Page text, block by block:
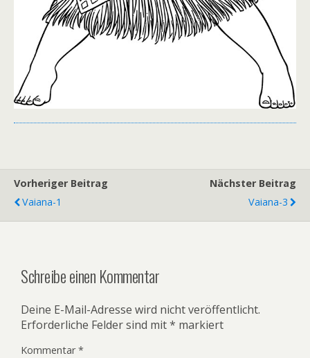
Vorheriger Beitrag
Vaiana-1
Nächster Beitrag
Vaiana-3
Schreibe einen Kommentar
Deine E-Mail-Adresse wird nicht veröffentlicht.
Erforderliche Felder sind mit* markiert
Kommentar*